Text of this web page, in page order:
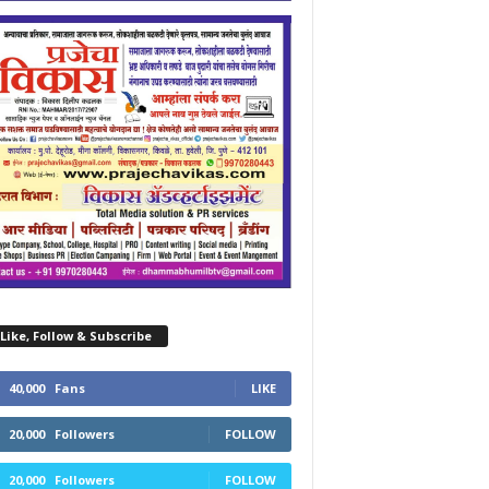
Follow & Subscribe
40,000 Fans LIKE
20,000 Followers FOLLOW
20,000 Followers FOLLOW